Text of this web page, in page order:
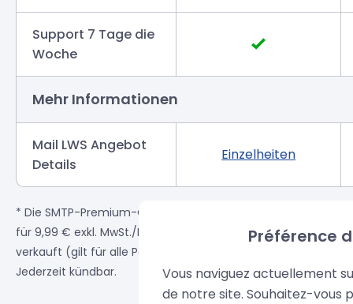
Support 7 Tage die
Woche
Mehr Informationen
Mail LWS Angebot
Details
Einzelheiten
* Die SMTP-Premium-Option mit fester IP-Adresse wird
für 9,99 € exkl. MwSt./Monat + 19,99 € Einrichtungsgebühr
verkauft (gilt für alle Postfächer unter der Domain).
Jederzeit kündbar.
Préférence
Vous naviguez actuellement
de notre site. Souhaitez-vous